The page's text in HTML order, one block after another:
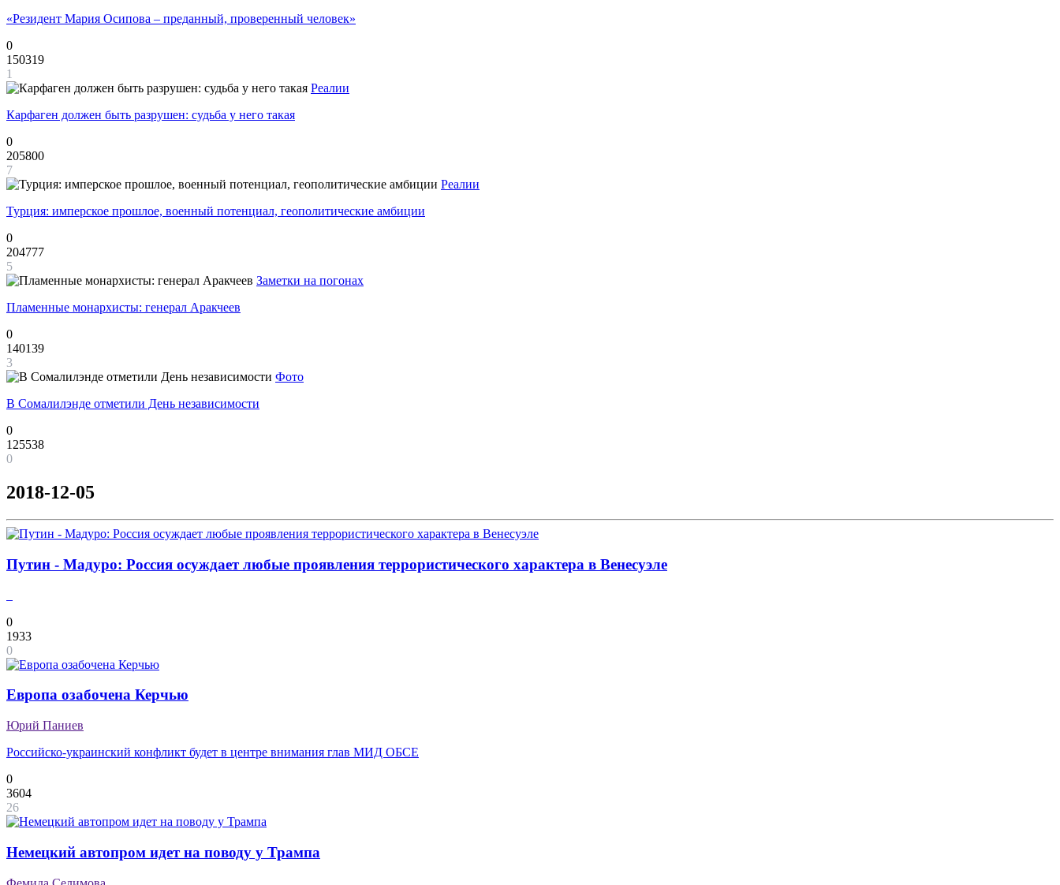
«Резидент Мария Осипова – преданный, проверенный человек»
0
150319
1
Реалии
Карфаген должен быть разрушен: судьба у него такая
0
205800
7
Реалии
Турция: имперское прошлое, военный потенциал, геополитические амбиции
0
204777
5
Заметки на погонах
Пламенные монархисты: генерал Аракчеев
0
140139
3
Фото
В Сомалилэнде отметили День независимости
0
125538
0
2018-12-05
Путин - Мадуро: Россия осуждает любые проявления террористического характера в Венесуэле
0
1933
0
Европа озабочена Керчью
Юрий Паниев
Российско-украинский конфликт будет в центре внимания глав МИД ОБСЕ
0
3604
26
Немецкий автопром идет на поводу у Трампа